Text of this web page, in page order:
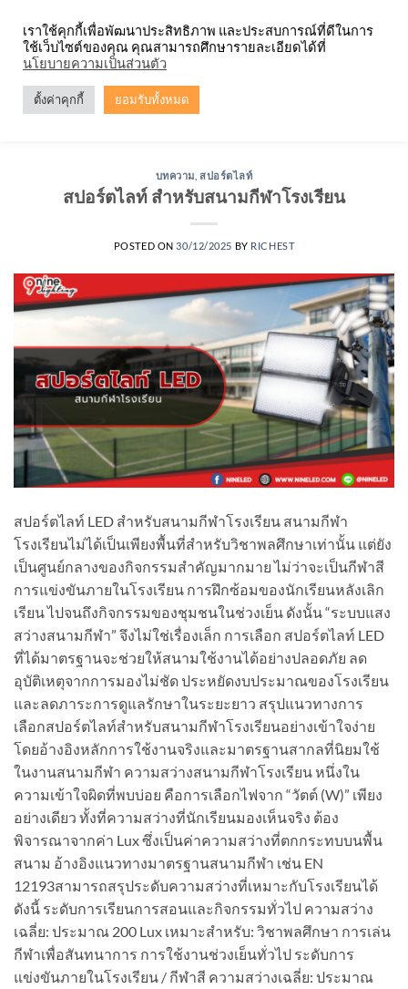
content
บทความ สปอร์ตไลท์
สปอร์ตไลท์ สำหรับสนามกีฬาโรงเรียน
POSTED ON 30/12/2025 BY RICHEST
สปอร์ตไลท์ LED สำหรับสนามกีฬาโรงเรียน สนามกีฬา
โรงเรียนไม่ได้เป็นเพียงพื้นที่สำหรับวิชาพลศึกษาเท่านั้น แต่ยัง
เป็นศูนย์กลางของกิจกรรมสำคัญมากมาย ไม่ว่าจะเป็นกีฬาสี
การแข่งขันภายในโรงเรียน การฝึกซ้อมของนักเรียนหลังเลิก
เรียน ไปจนถึงกิจกรรมของชุมชนในช่วงเย็น ดังนั้น “ระบบแสง
สว่างสนามกีฬา” จึงไม่ใช่เรื่องเล็ก การเลือก สปอร์ตไลท์ LED
ที่ได้มาตรฐานจะช่วยให้สนามใช้งานได้อย่างปลอดภัย ลด
อุบัติเหตุจากการมองไม่ชัด ประหยัดงบประมาณของโรงเรียน
และลดภาระการดูแลรักษาในระยะยาว สรุปแนวทางการ
เลือกสปอร์ตไลท์สำหรับสนามกีฬาโรงเรียนอย่างเข้าใจง่าย
โดยอ้างอิงหลักการใช้งานจริงและมาตรฐานสากลที่นิยมใช้
ในงานสนามกีฬา ความสว่างสนามกีฬาโรงเรียน หนึ่งใน
ความเข้าใจผิดที่พบบ่อย คือการเลือกไฟจาก “วัตต์ (W)” เพียง
อย่างเดียว ทั้งที่ความสว่างที่นักเรียนมองเห็นจริง ต้อง
พิจารณาจากค่า Lux ซึ่งเป็นค่าความสว่างที่ตกกระทบบนพื้น
สนาม อ้างอิงแนวทางมาตรฐานสนามกีฬา เช่น EN
12193สามารถสรุประดับความสว่างที่เหมาะกับโรงเรียนได้
ดังนี้ ระดับการเรียนการสอนและกิจกรรมทั่วไป ความสว่าง
เฉลี่ย: ประมาณ 200 Lux เหมาะสำหรับ: วิชาพลศึกษา การเล่น
กีฬาเพื่อสันทนาการ การใช้งานช่วงเย็นทั่วไป ระดับการ
แข่งขันภายในโรงเรียน / กีฬาสี ความสว่างเฉลี่ย: ประมาณ
เราใช้คุกกี้เพื่อพัฒนาประสิทธิภาพ และประสบการณ์ที่ดีในการ
ใช้เว็บไซต์ของคุณ คุณสามารถศึกษารายละเอียดได้ที่
นโยบายความเป็นส่วนตัว
ตั้งค่าคุกกี้ ยอมรับทั้งหมด